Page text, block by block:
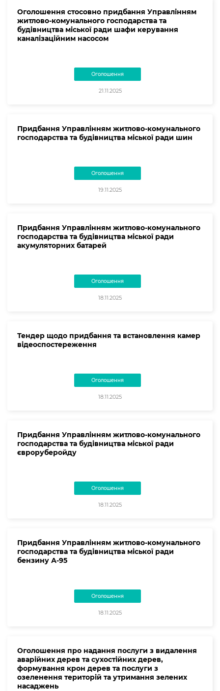
Оголошення стосовно придбання Управлінням
житлово-комунального господарства та
будівництва міської ради шафи керування
каналізаційним насосом
Оголошення
21.11.2025
Придбання Управлінням житлово-комунального
господарства та будівництва міської ради шин
Оголошення
19.11.2025
Придбання Управлінням житлово-комунального
господарства та будівництва міської ради
акумуляторних батарей
Оголошення
18.11.2025
Тендер щодо придбання та встановлення камер
відеоспостереження
Оголошення
18.11.2025
Придбання Управлінням житлово-комунального
господарства та будівництва міської ради
євроруберойду
Оголошення
18.11.2025
Придбання Управлінням житлово-комунального
господарства та будівництва міської ради
бензину А-95
Оголошення
18.11.2025
Оголошення про надання послуги з видалення
аварійних дерев та сухостійних дерев,
формування крон дерев та послуги з
озеленення територій та утримання зелених
насаджень